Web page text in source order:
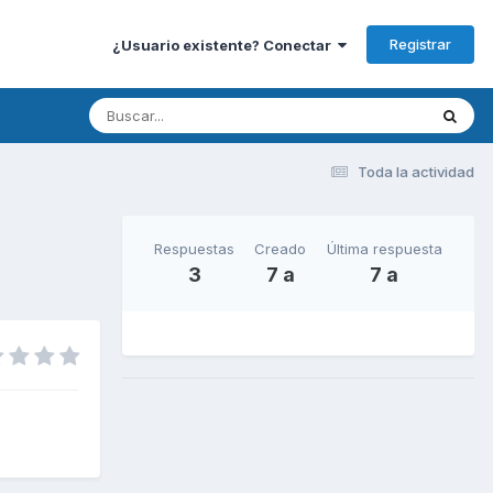
¿Usuario existente? Conectar Registrar
Toda la actividad
Respuestas
3
Creado
7 a
Última respuesta
7 a